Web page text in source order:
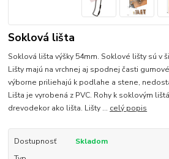
Soklová lišta
Soklová lišta výšky 54mm. Soklové lišty sú v
Lišty majú na vrchnej aj spodnej časti
výborne priliehajú k podlahe a stene,
Lišta je vyrobená z PVC. Rohy k soklovým
drevodekor ako lišta. Lišty ... celý popis
Dostupnosť
Skladom